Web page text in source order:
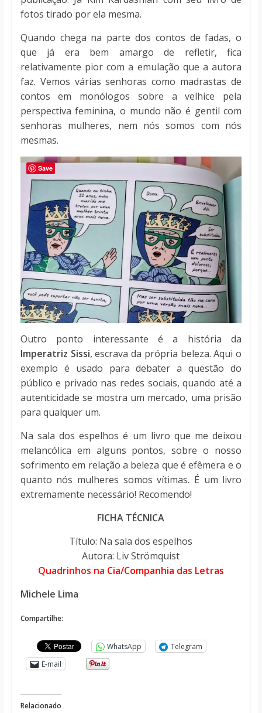
fotos tirado por ela mesma.
Quando chega na parte dos contos de fadas, o
que já era bem amargo de refletir, fica
relativamente pior com a emulação que a autora
faz. Vemos várias senhoras como madrastas de
contos em monólogos sobre a velhice pela
perspectiva feminina, o mundo não é gentil com
senhoras mulheres, nem nós somos com nós
mesmas.
Outro ponto interessante é a história da
Imperatriz Sissi, escrava da própria beleza. Aqui o
exemplo é usado para debater a questão do
público e privado nas redes sociais, quando até a
autenticidade se mostra um mercado, uma prisão
para qualquer um.
Na sala dos espelhos é um livro que me deixou
melancólica em alguns pontos, sobre o nosso
sofrimento em relação a beleza que é efêmera e o
quanto nós mulheres somos vítimas. É um livro
extremamente necessário! Recomendo!
FICHA TÉCNICA
Título: Na sala dos espelhos
Autora: Liv Strömquist
Quadrinhos na Cia/Companhia das Letras
Michele Lima
Compartilhe:
WhatsApp
Telegram
E-mail
Relacionado
Save